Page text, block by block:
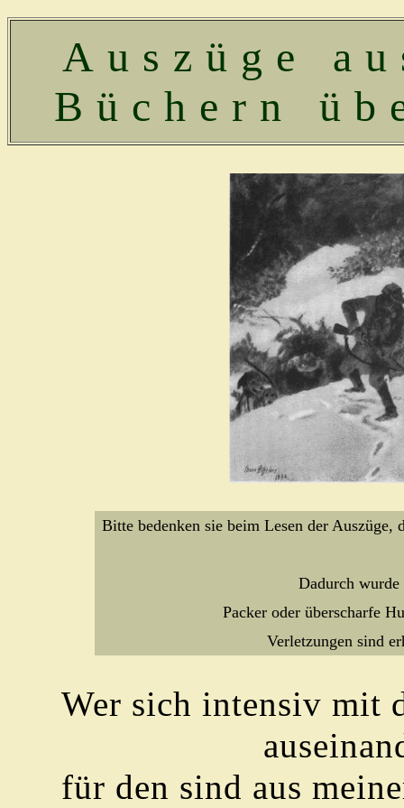
Auszüge
Büchern
Bitte bedenken sie beim Lesen der Auszüge,
Dadurch
Packer oder überscharfe
Verletzungen sind
Wer sich intensiv mit
für den sind aus